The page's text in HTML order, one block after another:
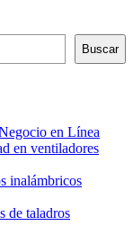
Buscar
en Línea
en ventiladores
inalámbricos
de taladros